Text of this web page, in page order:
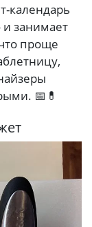
календарь
и занимает
проще
📅💊